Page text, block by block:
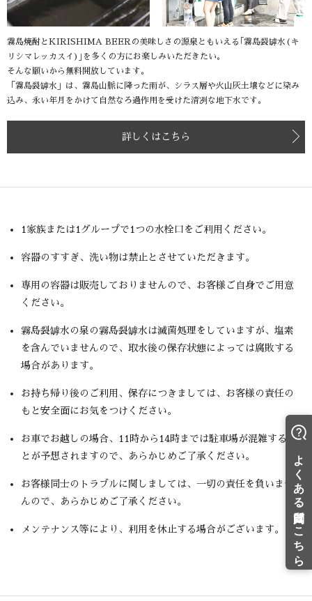
霧島焼酎とKIRISHIMA BEERの美味しさの源泉ともいえる｢霧島裂罅水(キ
リシマレッカスイ)｣を多くの方にお楽しみいただきたい。
そんな願いから無料開放しています。
「霧島裂罅水」は、霧島山脈に降った雨が、シラス層や火山灰土壌などに染み
込み、永い年月をかけて自然なろ過作用を受けた清冽な地下水です。
詳しくはこちら
1家族または1グループで1つの水栓口をご利用ください。
容器のすすぎ、洗い物は禁止とさせていただきます。
専用の容器は販売しておりませんので、お客様ご自身でご用意
ください。
霧島裂罅水の泉の霧島裂罅水は滅菌処理をしていますが、塩素
を含んでいませんので、取水後の保存状態によっては腐敗する
場合があります。
お持ち帰り後のご利用、保存につきましては、お客様の責任の
もと安全面にお気をつけください。
お車でお越しの場合、11時から14時までは駐車場が混雑するこ
とが予想されますので、あらかじめご了承ください。
お客様同士のトラブルに関しましては、一切の責任を負いませ
んので、あらかじめご了承ください。
メンテナンス等により、利用を休止する場合がございます。